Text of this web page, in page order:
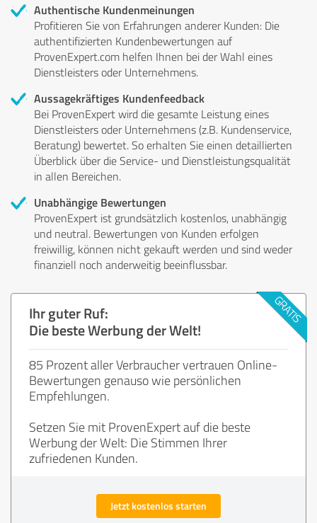
Authentische Kundenmeinungen
Profitieren Sie von Erfahrungen anderer Kunden: Die
authentifizierten Kundenbewertungen auf
ProvenExpert.com helfen Ihnen bei der Wahl eines
Dienstleisters oder Unternehmens.
Aussagekräftiges Kundenfeedback
Bei ProvenExpert wird die gesamte Leistung eines
Dienstleisters oder Unternehmens (z.B. Kundenservice,
Beratung) bewertet. So erhalten Sie einen detaillierten
Überblick über die Service- und Dienstleistungsqualität
in allen Bereichen.
Unabhängige Bewertungen
ProvenExpert ist grundsätzlich kostenlos, unabhängig
und neutral. Bewertungen von Kunden erfolgen
freiwillig, können nicht gekauft werden und sind weder
finanziell noch anderweitig beeinflussbar.
Ihr guter Ruf:
Die beste Werbung der Welt!
85 Prozent aller Verbraucher vertrauen Online-
Bewertungen genauso wie persönlichen
Empfehlungen.
Setzen Sie mit ProvenExpert auf die beste
Werbung der Welt: Die Stimmen Ihrer
zufriedenen Kunden.
Jetzt kostenlos starten